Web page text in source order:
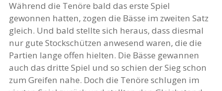
Während die Tenöre bald das erste Spiel
gewonnen hatten, zogen die Bässe im zweiten Satz
gleich. Und bald stellte sich heraus, dass diesmal
nur gute Stockschützen anwesend waren, die die
Partien lange offen hielten. Die Bässe gewannen
auch das dritte Spiel und so schien der Sieg schon
zum Greifen nahe. Doch die Tenöre schlugen im